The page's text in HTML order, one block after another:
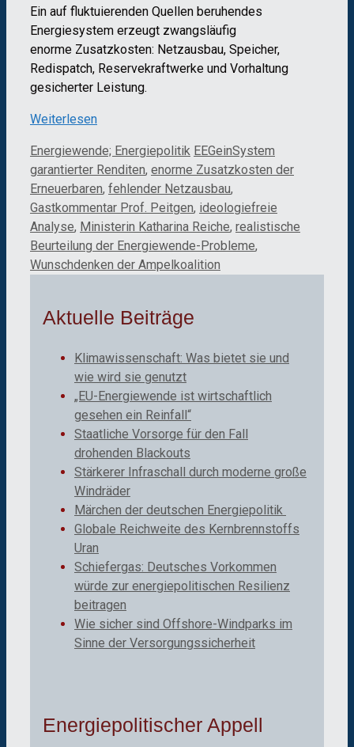
Ein auf fluktuierenden Quellen beruhendes
Energiesystem erzeugt zwangsläufig
enorme Zusatzkosten: Netzausbau, Speicher,
Redispatch, Reservekraftwerke und Vorhaltung
gesicherter Leistung.
Weiterlesen
Kategorien
Energiewende; Energiepolitik Schlagwörter
EEGeinSystem
garantierter Renditen, enorme Zusatzkosten der
Erneuerbaren, fehlender Netzausbau,
Gastkommentar Prof. Peitgen, ideologiefreie
Analyse, Ministerin Katharina Reiche, realistische
Beurteilung der Energiewende-Probleme,
Wunschdenken der Ampelkoalition
Aktuelle Beiträge
Klimawissenschaft: Was bietet sie und
wie wird sie genutzt
„EU-Energiewende ist wirtschaftlich
gesehen ein Reinfall“
Staatliche Vorsorge für den Fall
drohenden Blackouts
Stärkerer Infraschall durch moderne große
Windräder
Märchen der deutschen Energiepolitik
Globale Reichweite des Kernbrennstoffs
Uran
Schiefergas: Deutsches Vorkommen
würde zur energiepolitischen Resilienz
beitragen
Wie sicher sind Offshore-Windparks im
Sinne der Versorgungssicherheit
Energiepolitischer Appell